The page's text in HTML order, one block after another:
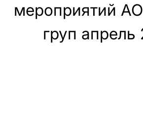
мероприятий
груп апрель